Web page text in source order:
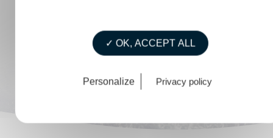
✓ OK, ACCEPT ALL
Personalize Privacy policy